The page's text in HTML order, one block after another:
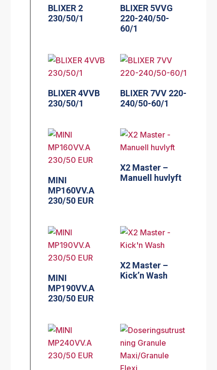
BLIXER 2
230/50/1
BLIXER 5VVG
220-240/50-
60/1
BLIXER 4VVB
230/50/1
BLIXER 7VV 220-
240/50-60/1
MINI
MP160VV.A
230/50 EUR
X2 Master –
Manuell huvlyft
MINI
MP190VV.A
230/50 EUR
X2 Master –
Kick’n Wash